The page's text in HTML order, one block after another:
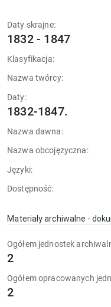
Daty skrajne:
1832 - 1847
Klasyfikacja:
Nazwa twórcy:
Daty:
1832-1847.
Nazwa dawna:
Nazwa obcojęzyczna:
Języki:
Dostępność:
Materiały archiwalne -
Ogółem jednostek
2
Ogółem opracowanych
2